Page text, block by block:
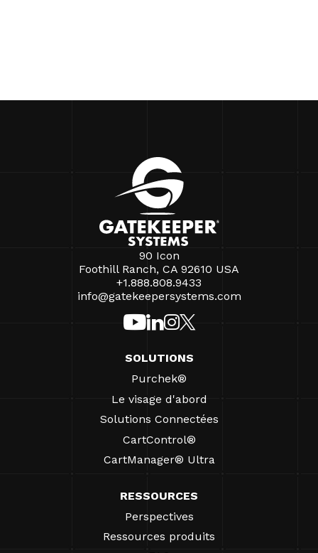
90 Icon
Foothill Ranch, CA 92610 USA
+1.888.808.9433
info@gatekeepersystems.com
SOLUTIONS
Purchek®
Le visage d'abord
Solutions Connectées
CartControl®
CartManager® Ultra
RESSOURCES
Perspectives
Ressources produits